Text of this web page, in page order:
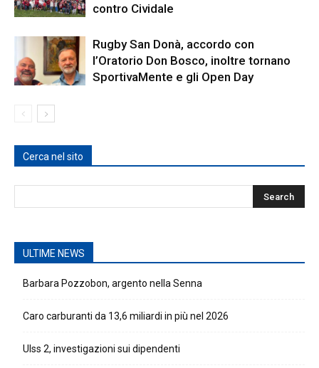
contro Cividale
Rugby San Donà, accordo con
l’Oratorio Don Bosco, inoltre tornano
SportivaMente e gli Open Day
Cerca nel sito
ULTIME NEWS
Barbara Pozzobon, argento nella Senna
Caro carburanti da 13,6 miliardi in più nel 2026
Ulss 2, investigazioni sui dipendenti